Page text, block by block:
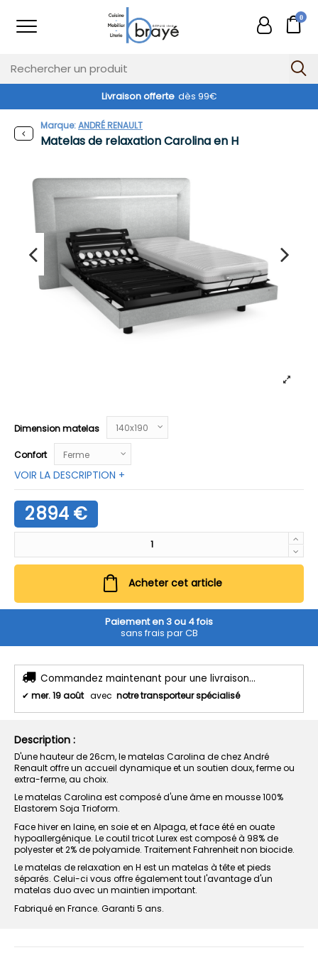
0
Livraison offerte dès 99€
Matelas de relaxation Carolina en H
Marque:ANDRÉ RENAULT
Dimension matelas
Confort
VOIR LA DESCRIPTION +
2 894 €
Acheter cet article
Paiement en 3 ou 4 fois
sans frais par CB
Commandez maintenant pour une livraison...
✔ mer. 19 août avec notre transporteur spécialisé
Description :
D'une hauteur de 26cm, le matelas Carolina de chez André
Renault offre un accueil dynamique et un soutien doux, ferme ou
extra-ferme, au choix.
Le matelas Carolina est composé d'une âme en mousse 100%
Elastorem Soja Trioform.
Face hiver en laine, en soie et en Alpaga, et face été en ouate
hypoallergénique. Le coutil tricot Lurex est composé à 98% de
polyester et 2% de polyamide. Traitement Fahrenheit non biocide.
Le matelas de relaxation en H est un matelas à tête et pieds
séparés. Celui-ci vous offre également tout l'avantage d'un
matelas duo avec un maintien important.
Fabriqué en France. Garanti 5 ans.